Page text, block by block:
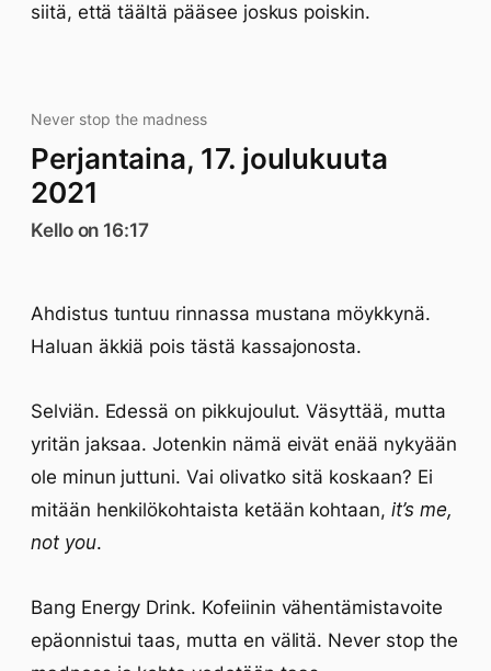
siitä, että täältä pääsee joskus poiskin.
Never stop the madness
Perjantaina, 17. joulukuuta
2021
Kello on 16:17
Ahdistus tuntuu rinnassa mustana möykkynä.
Haluan äkkiä pois tästä kassajonosta.
Selviän. Edessä on pikkujoulut. Väsyttää, mutta
yritän jaksaa. Jotenkin nämä eivät enää nykyään
ole minun juttuni. Vai olivatko sitä koskaan? Ei
mitään henkilökohtaista ketään kohtaan, it’s me,
not you.
Bang Energy Drink. Kofeiinin vähentämistavoite
epäonnistui taas, mutta en välitä. Never stop the